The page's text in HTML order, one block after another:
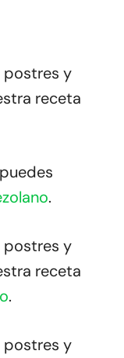
postres y
receta
.
postres y
receta
.
postres y